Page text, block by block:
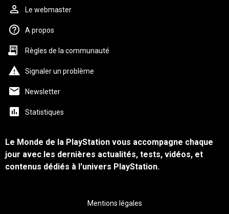
Le webmaster
A propos
Règles de la communauté
Signaler un problème
Newsletter
Statistiques
Le Monde de la PlayStation vous accompagne chaque
jour avec les dernières actualités, tests, vidéos, et
contenus dédiés à l'univers PlayStation.
Mentions légales